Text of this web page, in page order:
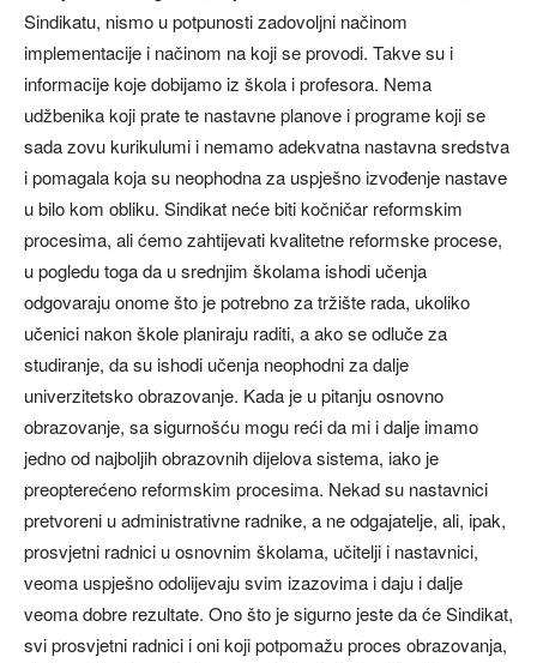
Sindikatu, nismo u potpunosti zadovoljni načinom
implementacije i načinom na koji se provodi. Takve su i
informacije koje dobijamo iz škola i profesora. Nema
udžbenika koji prate te nastavne planove i programe koji se
sada zovu kurikulumi i nemamo adekvatna nastavna sredstva
i pomagala koja su neophodna za uspješno izvođenje nastave
u bilo kom obliku. Sindikat neće biti kočničar reformskim
procesima, ali ćemo zahtijevati kvalitetne reformske procese,
u pogledu toga da u srednjim školama ishodi učenja
odgovaraju onome što je potrebno za tržište rada, ukoliko
učenici nakon škole planiraju raditi, a ako se odluče za
studiranje, da su ishodi učenja neophodni za dalje
univerzitetsko obrazovanje. Kada je u pitanju osnovno
obrazovanje, sa sigurnošću mogu reći da mi i dalje imamo
jedno od najboljih obrazovnih dijelova sistema, iako je
preopterećeno reformskim procesima. Nekad su nastavnici
pretvoreni u administrativne radnike, a ne odgajatelje, ali, ipak,
prosvjetni radnici u osnovnim školama, učitelji i nastavnici,
veoma uspješno odolijevaju svim izazovima i daju i dalje
veoma dobre rezultate. Ono što je sigurno jeste da će Sindikat,
svi prosvjetni radnici i oni koji potpomažu proces obrazovanja,